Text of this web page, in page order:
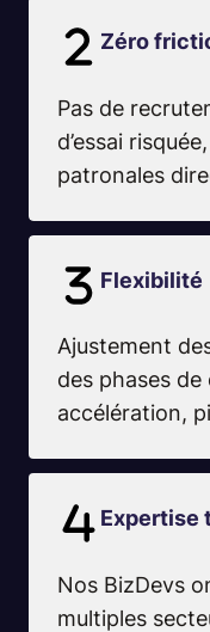
Zéro
Pas de
d’essai
patronales
Flexibilité
Ajustement
des phases
accélération,
Expertise
Nos BizDevs
multiples